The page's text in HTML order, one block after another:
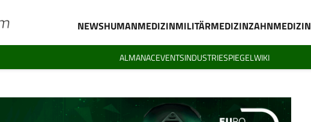
NEWSHUMANMEDIZINMILITÄRMEDIZINZAHNMEDIZIN
ALMANACEVENTSINDUSTRIESPIEGELWIKI